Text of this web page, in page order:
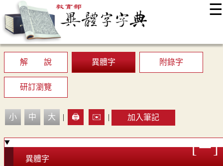
☰
最新消息
顯示模式
網站導覽
解 說
異體字 附錄字
研訂瀏覽
小 中 大 | 🖨️ ✉️ | 加入筆記
異體字